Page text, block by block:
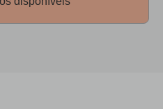
do trabalho, pois juntos,